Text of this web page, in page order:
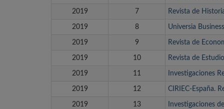
2019 7 Revista de
2019 8 Universia
2019 9 Revista de
2019 10 Revista de
2019 11 Investigaciones
2019 12 CIRIEC-España.
2019 13 Investigaciones